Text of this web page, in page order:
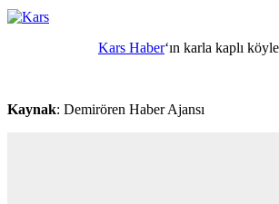
Kars Haber‘ın karla kaplı
Kaynak: Demirören Haber Ajansı